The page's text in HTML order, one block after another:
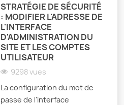
STRATÉGIE DE SÉCURITÉ
: MODIFIER L'ADRESSE DE
L'INTERFACE
D'ADMINISTRATION DU
SITE ET LES COMPTES
UTILISATEUR
9298 vues
La configuration du mot de
passe de l'interface